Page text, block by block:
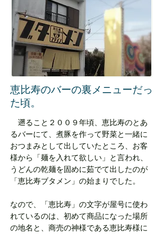
恵比寿のバーの裏メニューだっ
た頃。
遡ること２００９年頃、恵比寿のとあ
るバーにて、煮豚を作って野菜と一緒に
おつまみとして出していたところ、お客
様から「麺を入れて欲しい」と言われ、
うどんの乾麺を固めに茹でて出したのが
「恵比寿ブタメン」の始まりでした。
なので、「恵比寿」の文字が屋号に使わ
れているのは、初めて商品になった場所
の地名と、商売の神様である恵比寿様に